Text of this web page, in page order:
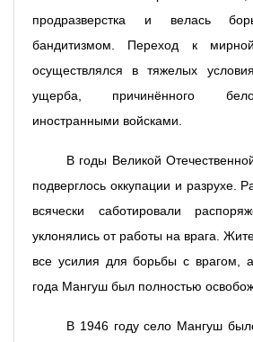
продразверстка и велась
бандитизмом. Переход к
осуществлялся в тяжелых
ущерба, причинённого
иностранными войсками.
В годы Великой
подверглось оккупации и разрухе.
всячески саботировали
уклонялись от работы на врага.
все усилия для борьбы с врагом,
года Мангуш был полностью
В 1946 году село Мангуш